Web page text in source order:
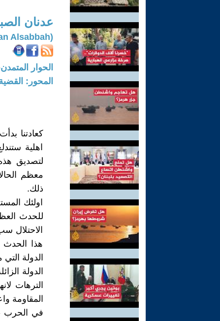
عدنان
(Adnan Alsabbah)
الحوار المتمدن-العدد: 7497 -
المحور:
كعادتنا
اهلية
لتصديق
معظم
ذلك.
اولئك
الاحتلال
هذا الحدث
الدولة
الدولة
الترهات
المقاومة
في الحرب